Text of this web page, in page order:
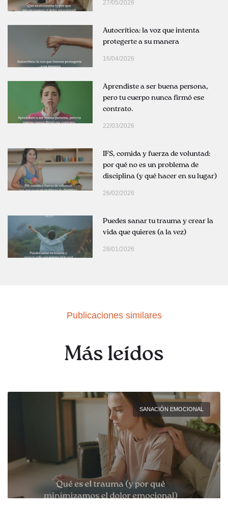
27/05/2026
Autocrítica: la voz que intenta
protegerte a su manera
16/04/2026
Aprendiste a ser buena persona,
pero tu cuerpo nunca firmó ese
contrato.
22/03/2026
IFS, comida y fuerza de voluntad:
por qué no es un problema de
disciplina (y qué hacer en su lugar)
26/02/2026
Puedes sanar tu trauma y crear la
vida que quieres (a la vez)
28/01/2026
Publicaciones similares
Más leídos
SANACIÓN EMOCIONAL